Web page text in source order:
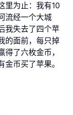
里为止：我有10
流经一个大城
我失去了四个苹
的面前，每只掉
了六枚金币，
币买了苹果。